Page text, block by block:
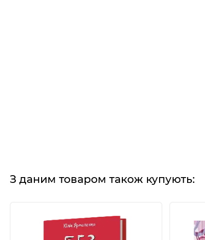
З даним товаром також купують: